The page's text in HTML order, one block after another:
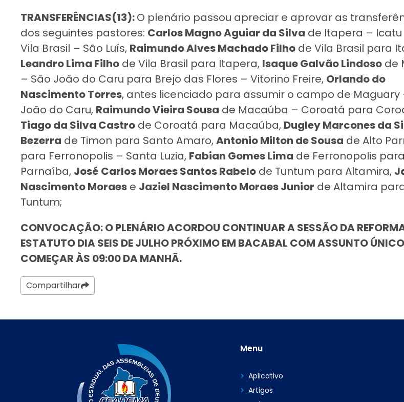
TRANSFERÊNCIAS(13):O plenário passou apreciar e aprovar as
dos seguintes pastores: Carlos Magno Aguiar da Silva de Itapera –
Vila Brasil – São Luís, Raimundo Alves Machado Filho de Vila Brasil para
Leandro Lima Filho de Vila Brasil para Itapera, Isaque Galvão Lindoso de
– São João do Caru para Brejo das Flores – Vitorino Freire, Orlando do
Nascimento Torres, antes licenciado para assumir o campo de Maguary
João do Caru, Raimundo Vieira Sousa de Macaúba – Coroatá para
Tiago da Silva Castro de Coroatá para Macaúba, Dugley Marcones da
Bezerra de Timon para Santo Amaro,Antonio Milton de Sousa de Alto
para Ferronopolis – Santa Luzia, Fabian Gomes Lima de Ferronopolis
Parnaíba, José Carlos Moraes Santos Rabelo de Tuntum para Altamira,
Nascimento Moraes e Jaziel Nascimento Moraes Junior de Altamira
Tuntum;
CONVOCAÇÃO: O PLENÁRIO ACORDOU CONTINUAR A SESSÃO DA
ESTATUTO DIA SEIS DE JULHO PRÓXIMO EM BACABAL COM ASSUNTO
COMEÇAR ÀS 09:00 DA MANHÃ.
Compartilhar
Menu
Aplicativo
Artigos